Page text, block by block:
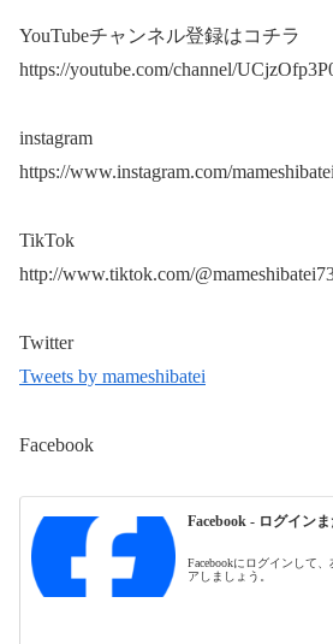
YouTubeチャンネル登録はコチラ
https://youtube.com/channel/
instagram
https://www.instagram.com/
TikTok
http://www.tiktok.com/
Twitter
Tweets by mameshibatei
Facebook
Facebook - ログイン
Facebookにログインして
アしましょう。